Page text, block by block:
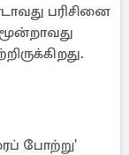
பரிசினை
போற்று'